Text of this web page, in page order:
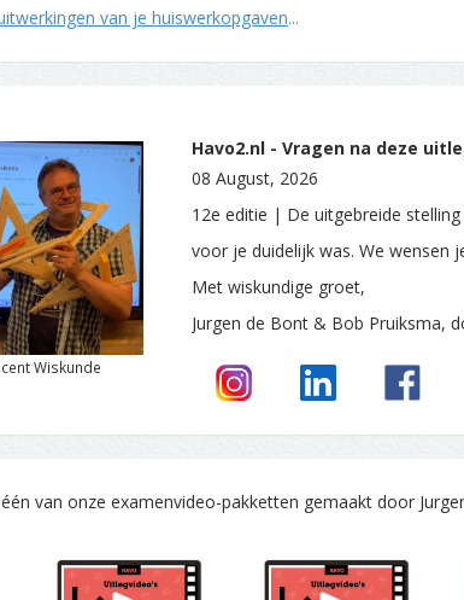
van je huiswerkopgaven...
Wiskunde
Havo2.nl - Vragen na deze
08 August, 2026
12e editie | De uitgebreide
voor je duidelijk was. We wensen
Met wiskundige groet,
Jurgen de Bont & Bob Pruiksma,
van onze examenvideo-pakketten gemaakt door